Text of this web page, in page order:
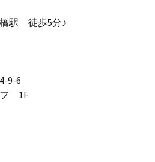
駅 徒歩5分♪
9-6
フ 1F